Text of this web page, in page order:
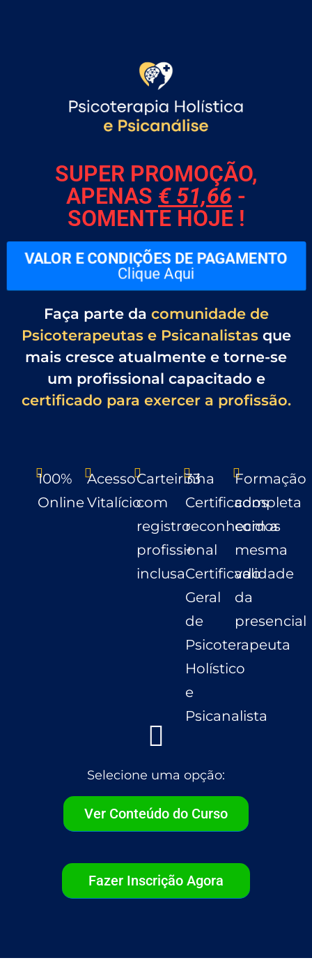
SUPER PROMOÇÃO,
APENAS € 51,66 -
SOMENTE HOJE !
VALOR E CONDIÇÕES DE PAGAMENTO
Clique Aqui
Faça parte da comunidade de
Psicoterapeutas e Psicanalistasque
mais cresce atualmente e torne-se
um profissional capacitado e
certificado para exercer a profissão.
100%
Online
Acesso
Vitalício
Carteirinha
com
registro
profissional
inclusa
33
Certificados
reconhecidos
+
Certificado
Geral
de
Psicoterapeuta
Holístico
e
Psicanalista
Formação
completa
com a
mesma
validade
da
presencial
Selecione uma opção:
Ver Conteúdo do Curso
Fazer Inscrição Agora